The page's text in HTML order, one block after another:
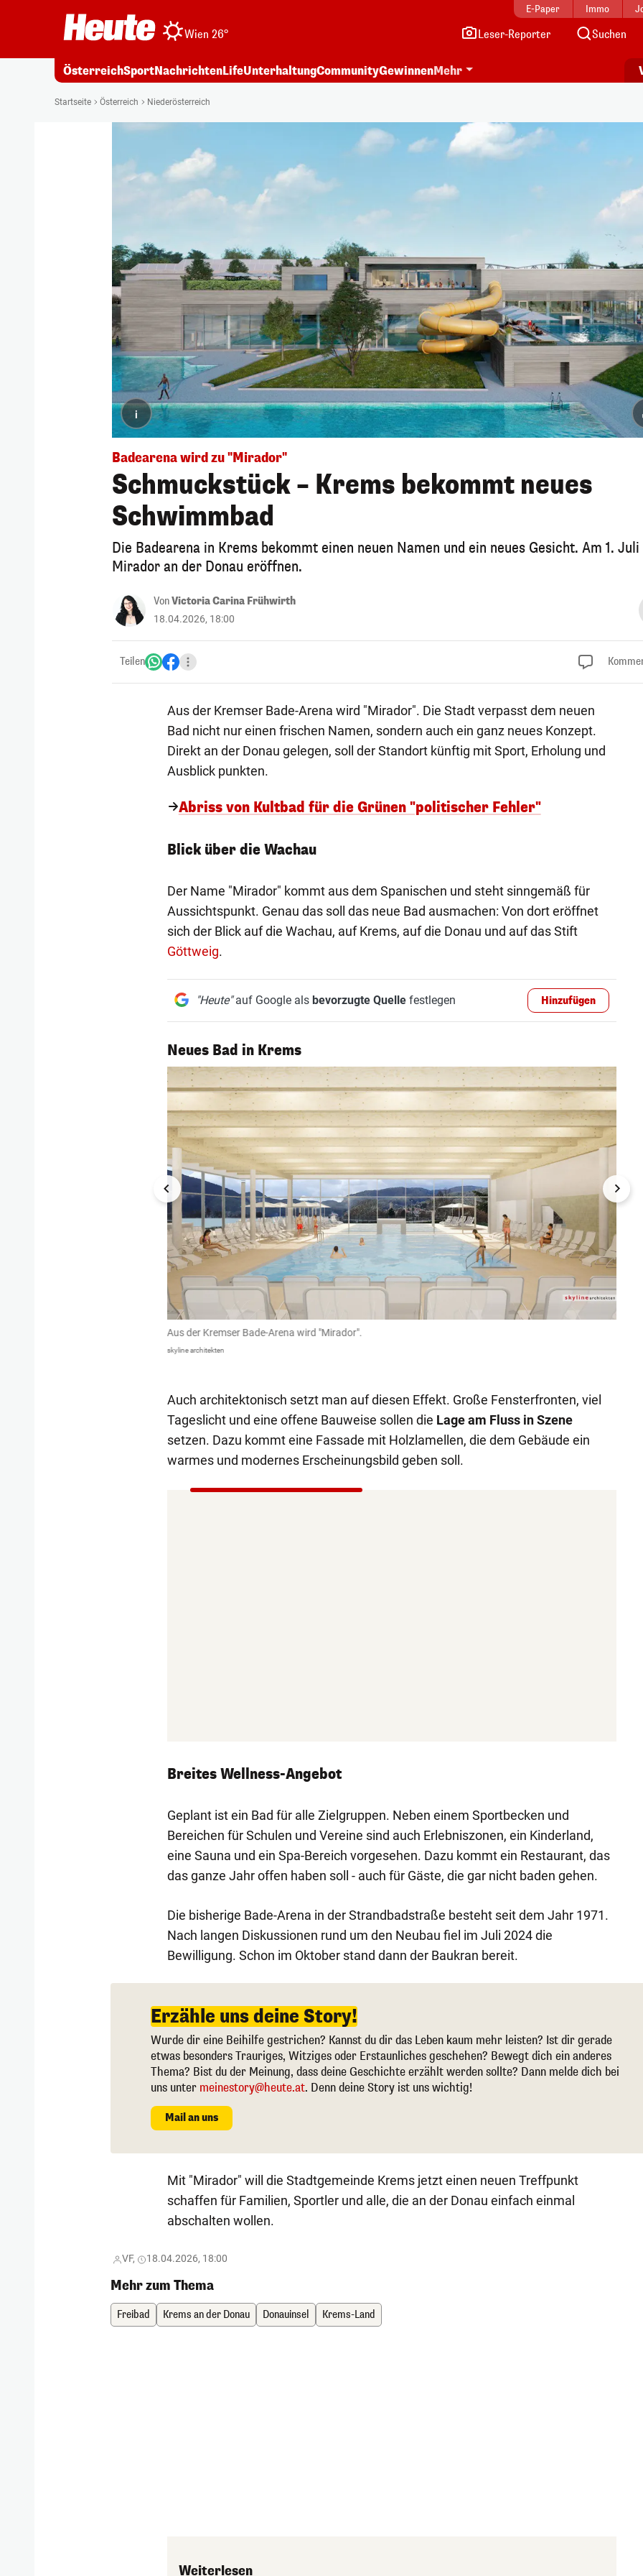
E-Paper Immo
Wien 26° Leser-Reporter Suchen
ÖsterreichSportNachrichtenLifeUnterhaltungCommunityGewinnenMehr
Startseite Österreich Niederösterreich
i
Badearena wird zu "Mirador"
Schmuckstück – Krems bekommt neues
Schwimmbad
Die Badearena in Krems bekommt einen neuen Namen und ein neues Gesicht. Am 1.
Mirador an der Donau eröffnen.
VonVictoria Carina Frühwirth
18.04.2026, 18:00
Teilen
Aus der Kremser Bade-Arena wird "Mirador". Die Stadt verpasst dem neuen
Bad nicht nur einen frischen Namen, sondern auch ein ganz neues Konzept.
Direkt an der Donau gelegen, soll der Standort künftig mit Sport, Erholung und
Ausblick punkten.
Abriss von Kultbad für die Grünen "politischer Fehler"
Blick über die Wachau
Der Name "Mirador" kommt aus dem Spanischen und steht sinngemäß für
Aussichtspunkt. Genau das soll das neue Bad ausmachen: Von dort eröffnet
sich der Blick auf die Wachau, auf Krems, auf die Donau und auf das Stift
Göttweig.
"Heute"auf Google als bevorzugte Quellefestlegen Hinzufügen
Neues Bad in Krems
1/6
Aus der Kremser Bade-Arena wird "Mirador".
skyline architekten
Auch architektonisch setzt man auf diesen Effekt. Große Fensterfronten, viel
Tageslicht und eine offene Bauweise sollen die Lage am Fluss in Szene
setzen. Dazu kommt eine Fassade mit Holzlamellen, die dem Gebäude ein
warmes und modernes Erscheinungsbild geben soll.
Breites Wellness-Angebot
Geplant ist ein Bad für alle Zielgruppen. Neben einem Sportbecken und
Bereichen für Schulen und Vereine sind auch Erlebniszonen, ein Kinderland,
eine Sauna und ein Spa-Bereich vorgesehen. Dazu kommt ein Restaurant, das
das ganze Jahr offen haben soll - auch für Gäste, die gar nicht baden gehen.
Die bisherige Bade-Arena in der Strandbadstraße besteht seit dem Jahr 1971.
Nach langen Diskussionen rund um den Neubau fiel im Juli 2024 die
Bewilligung. Schon im Oktober stand dann der Baukran bereit.
Erzähle uns deine Story!
Wurde dir eine Beihilfe gestrichen? Kannst du dir das Leben kaum mehr leisten? Ist dir gerade
etwas besonders Trauriges, Witziges oder Erstaunliches geschehen? Bewegt dich ein anderes
Thema? Bist du der Meinung, dass deine Geschichte erzählt werden sollte? Dann melde dich bei
uns unter meinestory@heute.at. Denn deine Story ist uns wichtig!
Mail an uns
Mit "Mirador" will die Stadtgemeinde Krems jetzt einen neuen Treffpunkt
schaffen für Familien, Sportler und alle, die an der Donau einfach einmal
abschalten wollen.
VF, 18.04.2026, 18:00
Mehr zum Thema
Freibad Krems an der Donau Donauinsel Krems-Land
Weiterlesen